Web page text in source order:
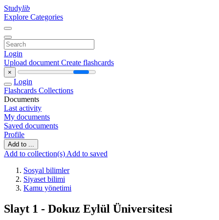
Studylib
Explore Categories
Login
Upload document Create flashcards
×
Login
Flashcards Collections
Documents
Last activity
My documents
Saved documents
Profile
Add to ...
Add to collection(s) Add to saved
Sosyal bilimler
Siyaset bilimi
Kamu yönetimi
Slayt 1 - Dokuz Eylül Üniversitesi